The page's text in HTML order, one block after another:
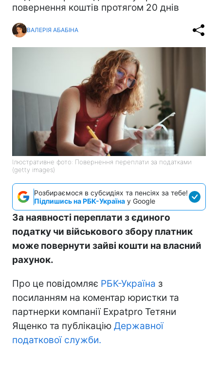
повернення коштів протягом 20 днів
ВАЛЕРІЯ АБАБІНА
Ілюстративне фото: Повернення переплати за податками
(getty images)
Розбираємося в субсидіях та пенсіях за тебе!
Підпишись на РБК-Україна у Google
За наявності переплати з єдиного
податку чи військового збору платник
може повернути зайві кошти на власний
рахунок.
Про це повідомляє РБК-Україна з
посиланням на коментар юристки та
партнерки компанії Expatpro Тетяни
Ященко та публікацію Державної
податкової служби.